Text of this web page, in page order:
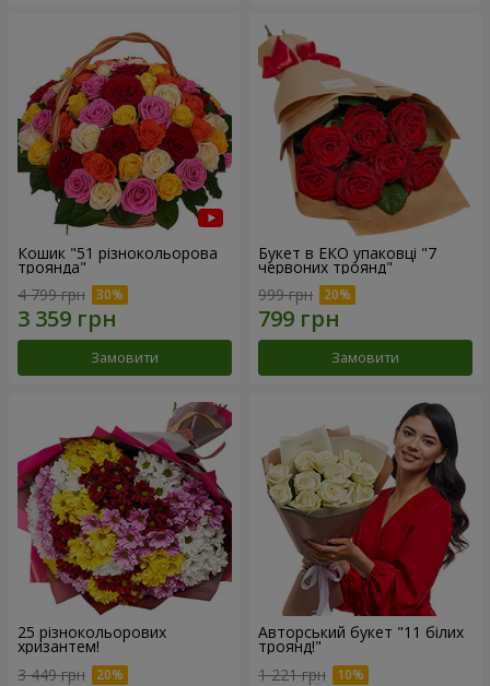
Кошик "51 різнокольорова
троянда"
4 799 грн
Замовити
Букет в ЕКО упаковці "7
червоних троянд"
999 грн
Замовити
25 різнокольорових
хризантем!
3 449 грн
Авторський букет "11 білих
троянд!"
1 221 грн